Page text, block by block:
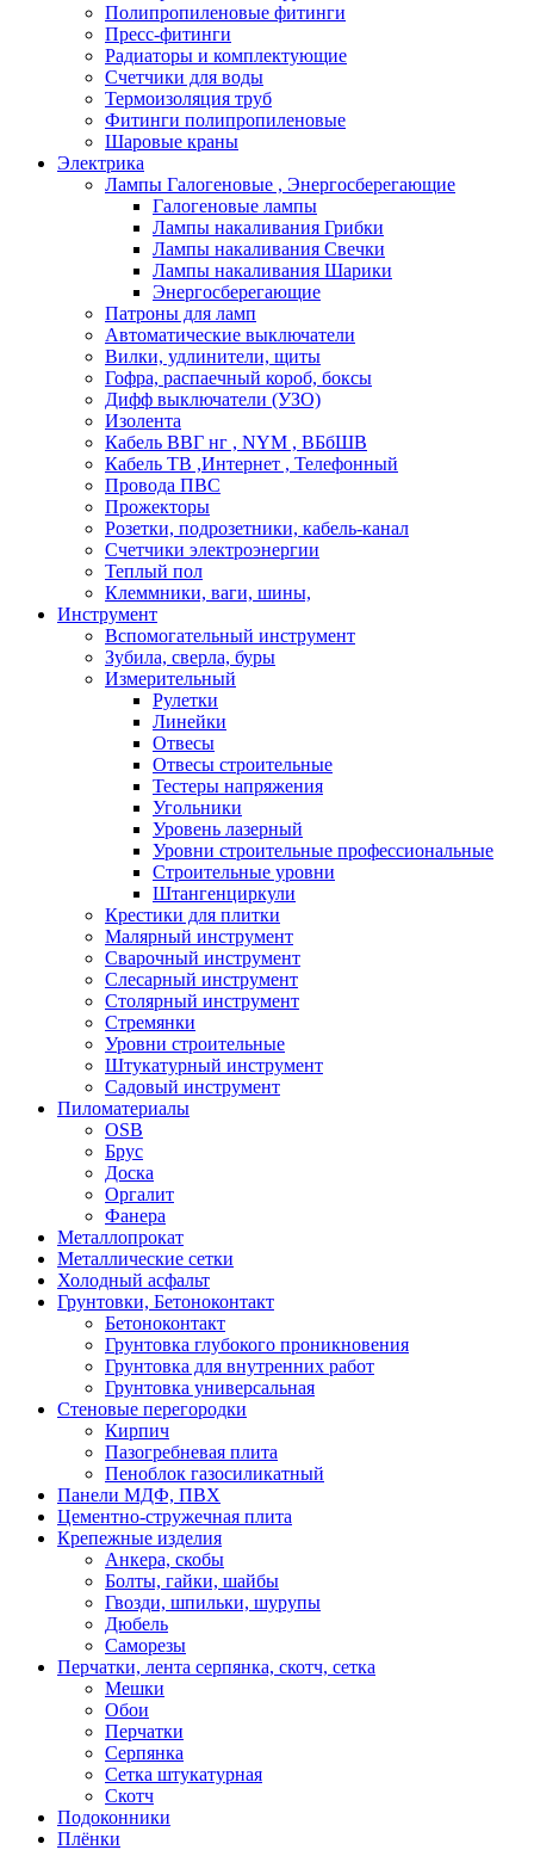
Полипропиленовые фитинги
Пресс-фитинги
Радиаторы и комплектующие
Счетчики для воды
Термоизоляция труб
Фитинги полипропиленовые
Шаровые краны
Электрика
Лампы Галогеновые , Энергосберегающие
Галогеновые лампы
Лампы накаливания Грибки
Лампы накаливания Свечки
Лампы накаливания Шарики
Энергосберегающие
Патроны для ламп
Автоматические выключатели
Вилки, удлинители, щиты
Гофра, распаечный короб, боксы
Дифф выключатели (УЗО)
Изолента
Кабель ВВГ нг , NYM , ВБбШВ
Кабель ТВ ,Интернет , Телефонный
Провода ПВС
Прожекторы
Розетки, подрозетники, кабель-канал
Счетчики электроэнергии
Теплый пол
Клеммники, ваги, шины,
Инструмент
Вспомогательный инструмент
Зубила, сверла, буры
Измерительный
Рулетки
Линейки
Отвесы
Отвесы строительные
Тестеры напряжения
Угольники
Уровень лазерный
Уровни строительные профессиональные
Строительные уровни
Штангенциркули
Крестики для плитки
Малярный инструмент
Сварочный инструмент
Слесарный инструмент
Столярный инструмент
Стремянки
Уровни строительные
Штукатурный инструмент
Садовый инструмент
Пиломатериалы
OSB
Брус
Доска
Оргалит
Фанера
Металлопрокат
Металлические сетки
Холодный асфальт
Грунтовки, Бетоноконтакт
Бетоноконтакт
Грунтовка глубокого проникновения
Грунтовка для внутренних работ
Грунтовка универсальная
Стеновые перегородки
Кирпич
Пазогребневая плита
Пеноблок газосиликатный
Панели МДФ, ПВХ
Цементно-стружечная плита
Крепежные изделия
Анкера, скобы
Болты, гайки, шайбы
Гвозди, шпильки, шурупы
Дюбель
Саморезы
Перчатки, лента серпянка, скотч, сетка
Мешки
Обои
Перчатки
Серпянка
Сетка штукатурная
Скотч
Подоконники
Плёнки